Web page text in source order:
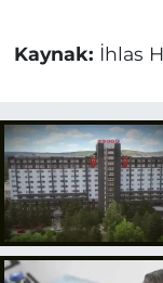
Kaynak: İhlas